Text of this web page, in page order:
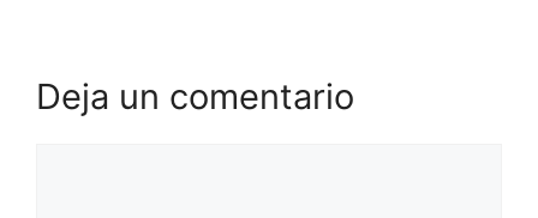
Deja un comentario